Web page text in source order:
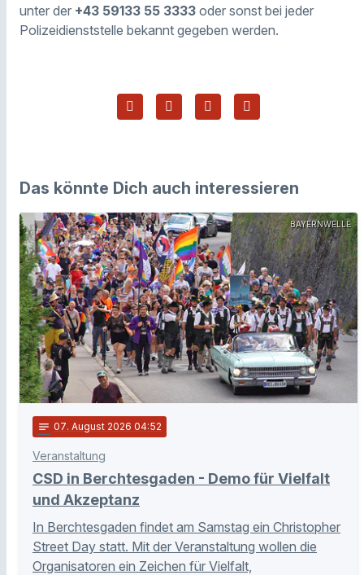
unter der +43 59133 55 3333 oder sonst bei jeder
Polizeidienststelle bekannt gegeben werden.
Das könnte Dich auch interessieren
BAYERNWELLE
notes 07. August 2026 04:52
Veranstaltung
CSD in Berchtesgaden - Demo für Vielfalt
und Akzeptanz
In Berchtesgaden findet am Samstag ein Christopher
Street Day statt. Mit der Veranstaltung wollen die
Organisatoren ein Zeichen für Vielfalt,